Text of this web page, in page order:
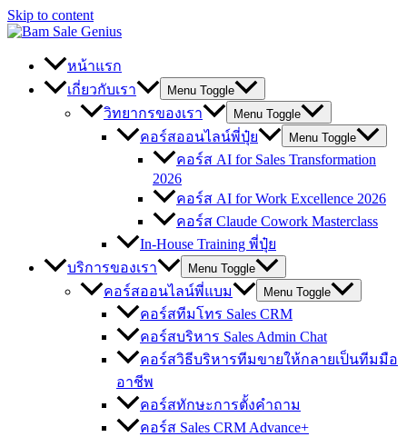
Skip to content
หน้าแรก
เกี่ยวกับเรา
Menu Toggle
วิทยากรของเรา Menu Toggle
คอร์สออนไลน์พี่ปุ๋ย Menu Toggle
คอร์ส AI for Sales Transformation
2026
คอร์ส AI for Work Excellence 2026
คอร์ส Claude Cowork Masterclass
In-House Training พี่ปุ๋ย
บริการของเรา
Menu Toggle
คอร์สออนไลน์พี่แบม Menu Toggle
คอร์สทีมโทร Sales CRM
คอร์สบริหาร Sales Admin Chat
คอร์สวิธีบริหารทีมขายให้กลายเป็นทีมมือ
อาชีพ
คอร์สทักษะการตั้งคำถาม
คอร์ส Sales CRM Advance+